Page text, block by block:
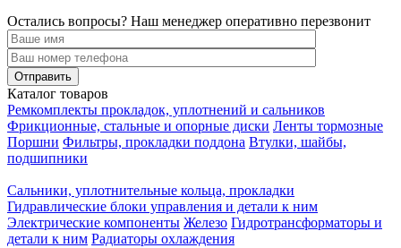
Остались вопросы? Наш менеджер оперативно перезвонит
Каталог товаров
Ремкомплекты прокладок, уплотнений и сальников
Фрикционные, стальные и опорные диски Ленты тормозные
Поршни Фильтры, прокладки поддона Втулки, шайбы,
подшипники
Сальники, уплотнительные кольца, прокладки
Гидравлические блоки управления и детали к ним
Электрические компоненты Железо Гидротрансформаторы и
детали к ним Радиаторы охлаждения